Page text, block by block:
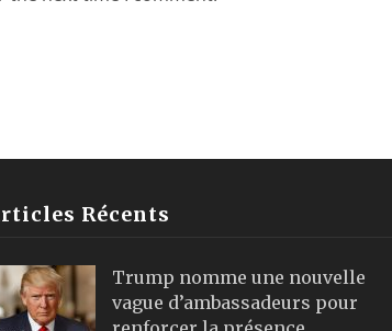
Récents
Trump nomme une nouvelle
vague d’ambassadeurs pour